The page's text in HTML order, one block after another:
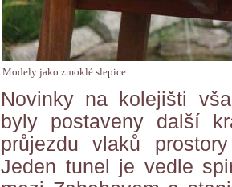
Modely jako zmoklé slepice.
Novinky na kolejišti
byly postaveny další
průjezdu vlaků
Jeden tunel je vedle